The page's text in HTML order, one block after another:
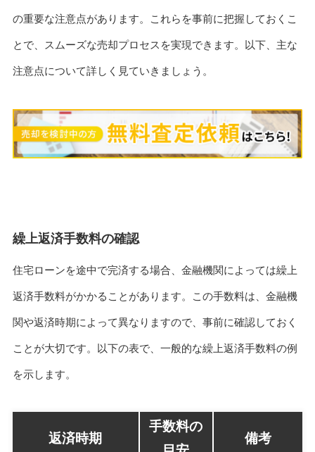
の重要な注意点があります。これらを事前に把握しておくこ
とで、スムーズな売却プロセスを実現できます。以下、主な
注意点について詳しく見ていきましょう。
繰上返済手数料の確認
住宅ローンを途中で完済する場合、金融機関によっては繰上
返済手数料がかかることがあります。この手数料は、金融機
関や返済時期によって異なりますので、事前に確認しておく
ことが大切です。以下の表で、一般的な繰上返済手数料の例
を示します。
返済時期
手数料の
備考